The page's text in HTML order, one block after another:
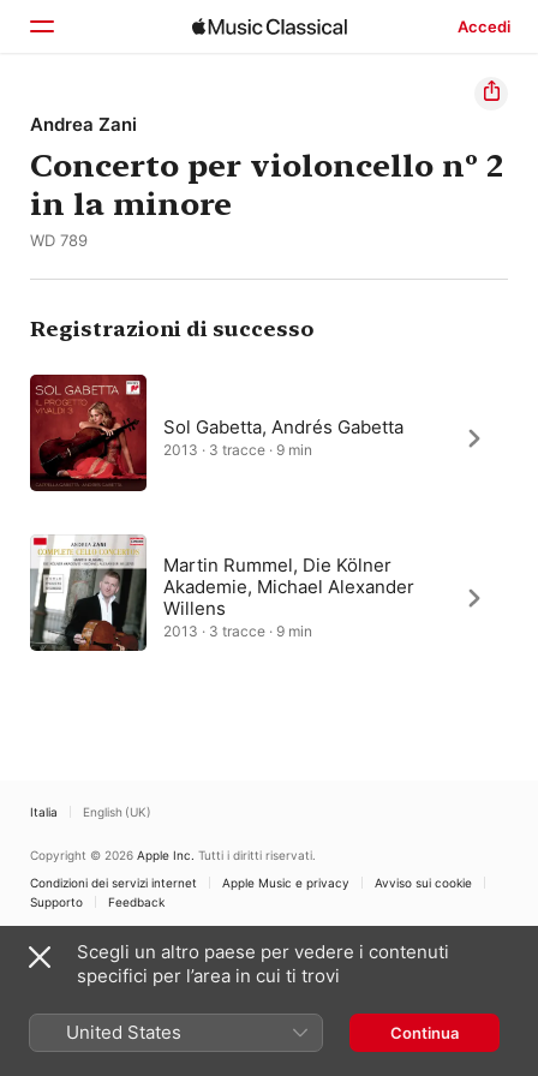
Accedi
Home
Scopri
Cerca
Andrea Zani
Concerto per violoncello nº 2
in la minore
WD 789
Registrazioni di successo
Sol Gabetta, Andrés Gabetta
2013 · 3 tracce · 9 min
Martin Rummel, Die Kölner
Akademie, Michael Alexander
Willens
2013 · 3 tracce · 9 min
Italia English (UK)
Copyright © 2026 Apple Inc. Tutti i diritti riservati.
Condizioni dei servizi internet
Apple Music e privacy
Avviso sui cookie
Supporto
Feedback
Scegli un altro paese per vedere i contenuti
specifici per l’area in cui ti trovi
United States Continua